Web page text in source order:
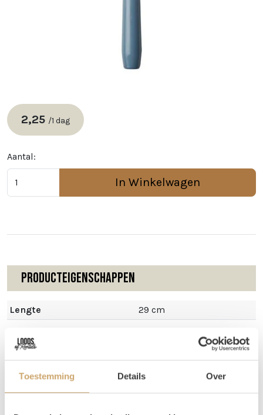
Toestemming Details Over
2,25 /1 dag
Aantal:
In Winkelwagen
Producteigenschappen
Lengte 29 cm
Omschrijving